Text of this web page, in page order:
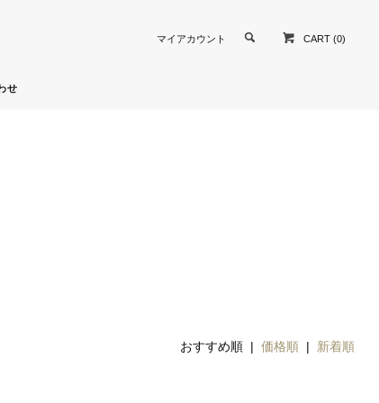
マイアカウント CART (0)
せ
おすすめ順 |価格順 | 新着順